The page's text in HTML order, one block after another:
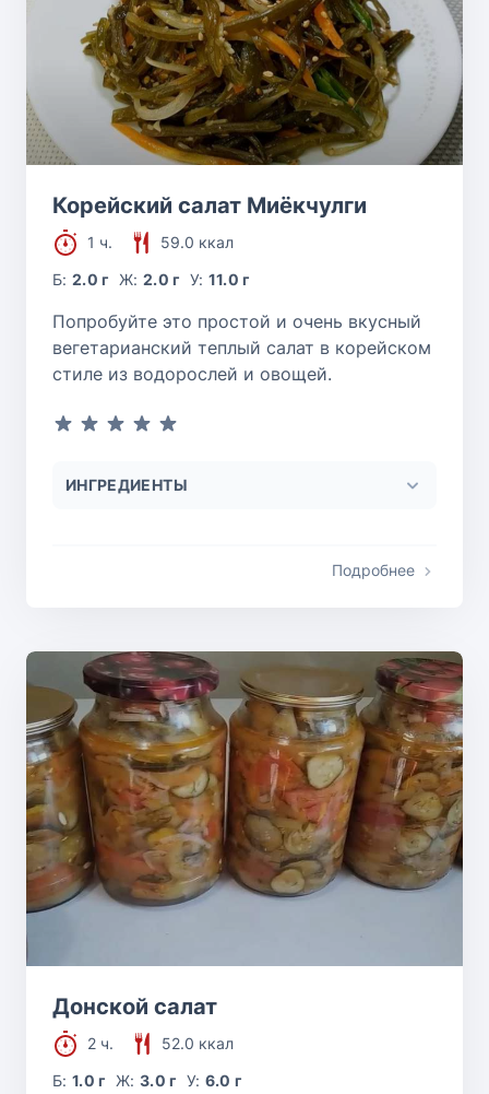
Корейский салат Миёкчулги
1 ч.
59.0 ккал
Б:2.0 г Ж: 2.0 г У: 11.0 г
Попробуйте это простой и очень вкусный
вегетарианский теплый салат в корейском
стиле из водорослей и овощей.
ИНГРЕДИЕНТЫ
Подробнее
Донской салат
2 ч.
52.0 ккал
Б:1.0 г Ж: 3.0 г У: 6.0 г